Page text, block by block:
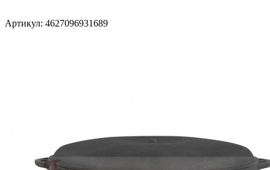
Артикул: 4627096931689